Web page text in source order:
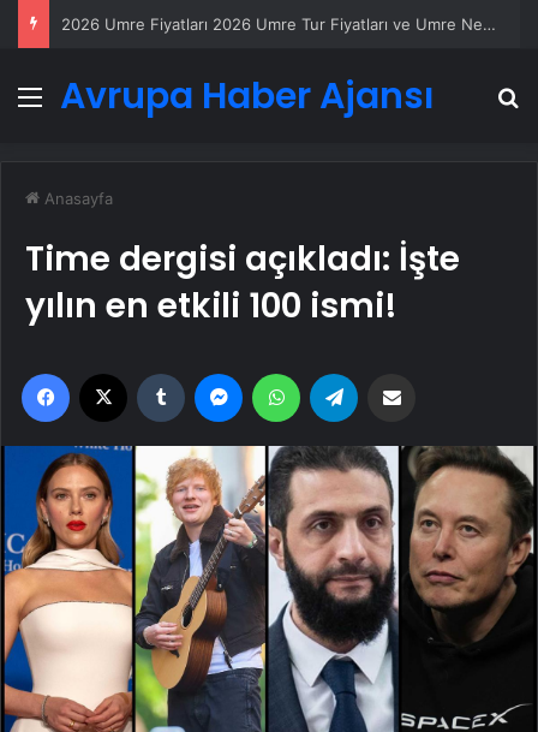
2026 Umre Fiyatları 2026 Umre Tur Fiyatları ve Umre Ne Kadar
Menü
Avrupa Haber Ajansı
Anasayfa
Time dergisi açıkladı: İşte
yılın en etkili 100 ismi!
Facebook Tumblr MessengerWhatsApp